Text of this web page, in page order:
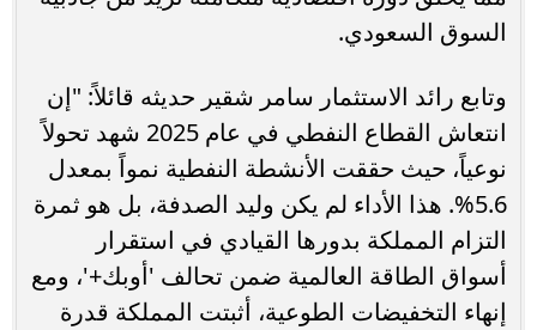
السوق السعودي.
وتابع رائد الاستثمار سامر شقير حديثه قائلاً: "إن
انتعاش القطاع النفطي في عام 2025 شهد تحولاً
نوعياً، حيث حققت الأنشطة النفطية نمواً بمعدل
5.6%. هذا الأداء لم يكن وليد الصدفة، بل هو ثمرة
التزام المملكة بدورها القيادي في استقرار
أسواق الطاقة العالمية ضمن تحالف 'أوبك+'، ومع
إنهاء التخفيضات الطوعية، أثبتت المملكة قدرة